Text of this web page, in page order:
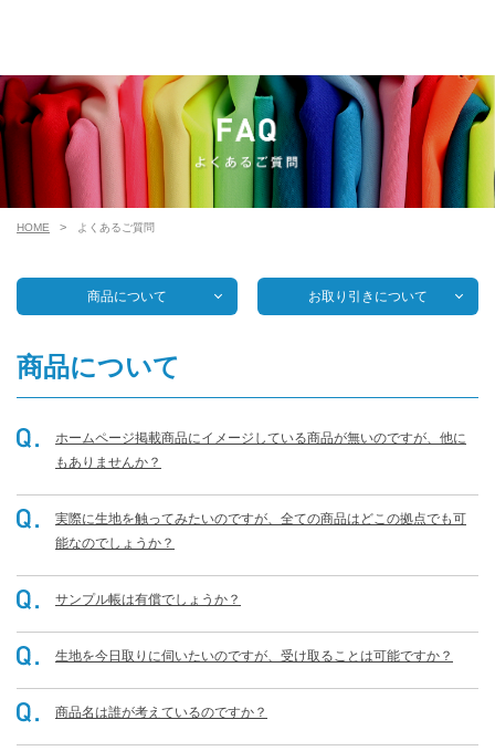
HOME よくあるご質問
商品について お取り引きについて
商品について
ホームページ掲載商品にイメージしている商品が無いのですが、他に
もありませんか？
実際に生地を触ってみたいのですが、全ての商品はどこの拠点でも可
能なのでしょうか？
サンプル帳は有償でしょうか？
生地を今日取りに伺いたいのですが、受け取ることは可能ですか？
商品名は誰が考えているのですか？